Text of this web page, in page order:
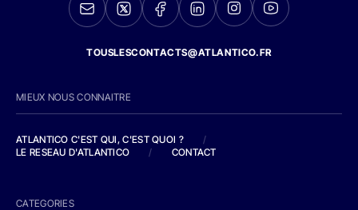
TOUSLESCONTACTS@ATLANTICO.FR
MIEUX NOUS CONNAITRE
ATLANTICO C'EST QUI, C'EST QUOI ?
/
LE RESEAU D'ATLANTICO
/ CONTACT
CATEGORIES